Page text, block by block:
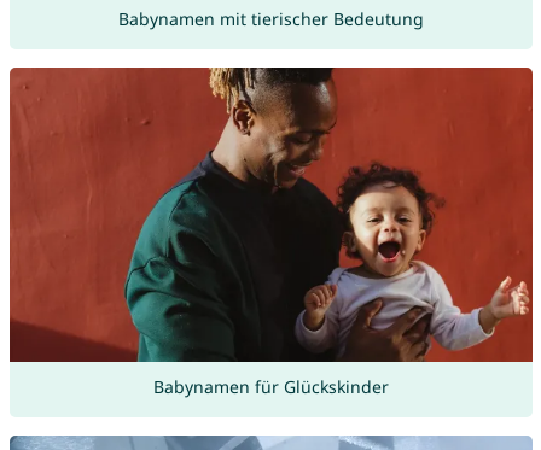
Babynamen mit tierischer Bedeutung
Babynamen für Glückskinder